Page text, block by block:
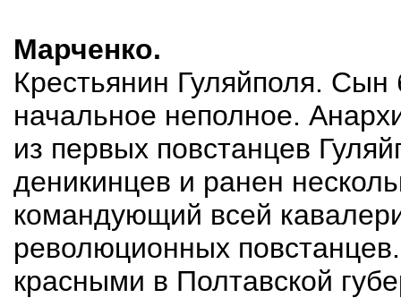
Марченко.
Крестьянин Гуляйполя.
начальное неполное.
из первых повстанцев
деникинцев и ранен
командующий всей
революционных
красными в Полтавской